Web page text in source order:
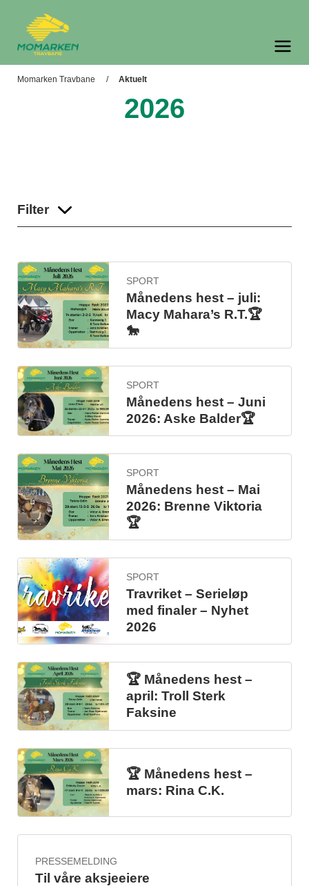
Momarken Travbane Aktuelt
2026
Filter
SPORT
Månedens hest – juli:
Macy Mahara’s R.T.🏆
🐎
SPORT
Månedens hest – Juni
2026: Aske Balder🏆
SPORT
Månedens hest – Mai
2026: Brenne Viktoria
🏆
SPORT
Travriket – Serieløp
med finaler – Nyhet
2026
🏆 Månedens hest –
april: Troll Sterk
Faksine
🏆 Månedens hest –
mars: Rina C.K.
PRESSEMELDING
Til våre aksjeeiere